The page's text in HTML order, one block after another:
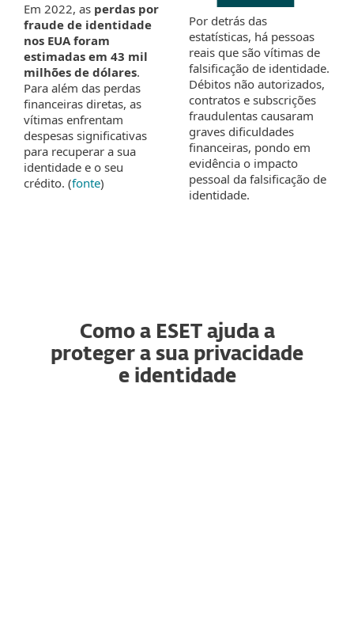
Em 2022, as perdas por
fraude de identidade
nos EUA foram
estimadas em 43 mil
milhões de dólares.
Para além das perdas
financeiras diretas, as
vítimas enfrentam
despesas significativas
para recuperar a sua
identidade e o seu
crédito. (fonte)
Por detrás das
estatísticas, há pessoas
reais que são vítimas de
falsificação de identidade.
Débitos não autorizados,
contratos e subscrições
fraudulentas causaram
graves dificuldades
financeiras, pondo em
evidência o impacto
pessoal da falsificação de
identidade.
Como a ESET ajuda a
proteger a sua privacidade
e identidade